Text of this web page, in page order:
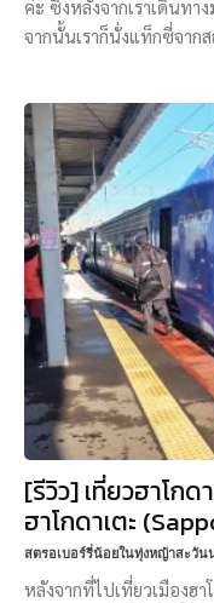
ค่ะ ซึ่งหลังจากเราเดินทา
จากนั้นเราก็นั่งแท็กซี่จาก
[รีวิว] เที่ยวฮาโกด
ฮาโกดาเตะ
สตรอเบอร์รี่น้อยในทุ่งหญ้าสะวัน
หลังจากที่ไปเที่ยวเมืองฮ